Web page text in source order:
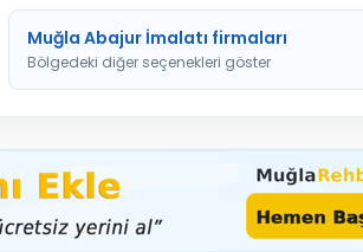
Muğla Abajur İmalatı firmaları
Bölgedeki diğer seçenekleri göster